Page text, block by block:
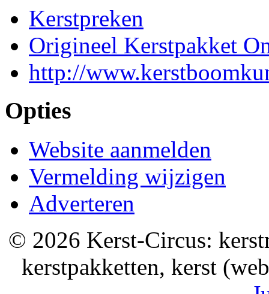
Kerstpreken
Origineel Kerstpakket
http://
Opties
Website aanmelden
Vermelding wijzigen
Adverteren
© 2026 Kerst-Circus:
kerstpakketten, kerst